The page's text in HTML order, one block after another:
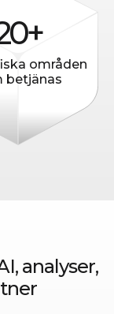
områden
betjänas
analyser,